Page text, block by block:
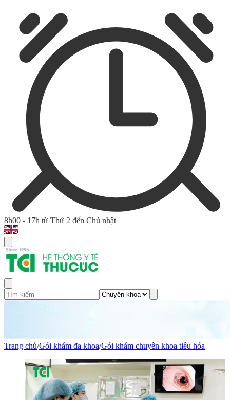
8h00 - 17h từ Thứ 2 đến Chủ nhật
Trang chủ/Gói khám đa khoa/Gói khám chuyên khoa tiêu hóa